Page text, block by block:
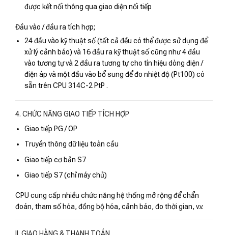
được kết nối thông qua giao diện nối tiếp
Đầu vào / đầu ra tích hợp;
24 đầu vào kỹ thuật số (tất cả đều có thể được sử dụng để
xử lý cảnh báo) và 16 đầu ra kỹ thuật số cũng như 4 đầu
vào tương tự và 2 đầu ra tương tự cho tín hiệu dòng điện /
điện áp và một đầu vào bổ sung để đo nhiệt độ (Pt100) có
sẵn trên CPU 314C-2 PtP .
4. CHỨC NĂNG GIAO TIẾP TÍCH HỢP
Giao tiếp PG / OP
Truyền thông dữ liệu toàn cầu
Giao tiếp cơ bản S7
Giao tiếp S7 (chỉ máy chủ)
CPU cung cấp nhiều chức năng hệ thống mở rộng để chẩn
đoán, tham số hóa, đồng bộ hóa, cảnh báo, đo thời gian, v.v.